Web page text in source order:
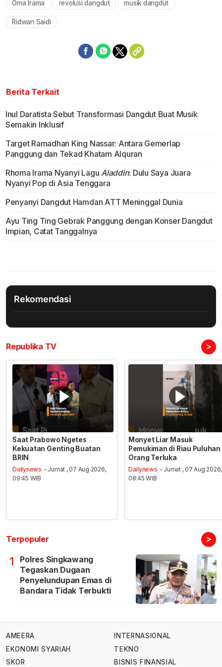
Oma Irama revolusi dangdut musik dangdut
Ridwan Saidi
Berita Terkait
Inul Daratista Sebut Transformasi Dangdut Buat Musik
Semakin Inklusif
Target Ramadhan King Nassar: Antara Gemerlap
Panggung dan Tekad Khatam Alquran
Rhoma Irama Nyanyi LaguAladdin: Dulu Saya Juara
Nyanyi Pop di Asia Tenggara
Penyanyi Dangdut Hamdan ATT Meninggal Dunia
Ayu Ting Ting Gebrak Panggung dengan Konser Dangdut
Impian, Catat Tanggalnya
Rekomendasi
Republika TV >
Saat Prabowo Ngetes
Kekuatan Genting Buatan
BRIN
Dailynews - Jumat , 07 Aug 2026,
09:45 WIB
Monyet Liar Masuk
Pemukiman di Riau Puluhan
Orang Terluka
Dailynews - Jumat , 07 Aug 2026,
08:45 WIB
Terpopuler >
1
Polres Singkawang
Tegaskan Dugaan
Penyelundupan Emas di
Bandara Tidak Terbukti
AMEERA
EKONOMI SYARIAH
SKOR
INTERNASIONAL
TEKNO
BISNIS FINANSIAL